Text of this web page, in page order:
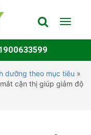
Toggle
dưỡng theo mục tiêu »
cận thị giúp giảm độ